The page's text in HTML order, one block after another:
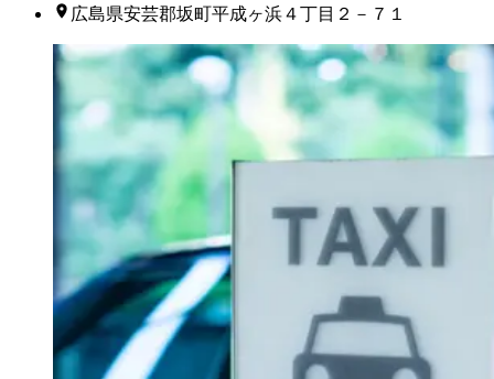
広島県安芸郡坂町平成ヶ浜４丁目２－７１